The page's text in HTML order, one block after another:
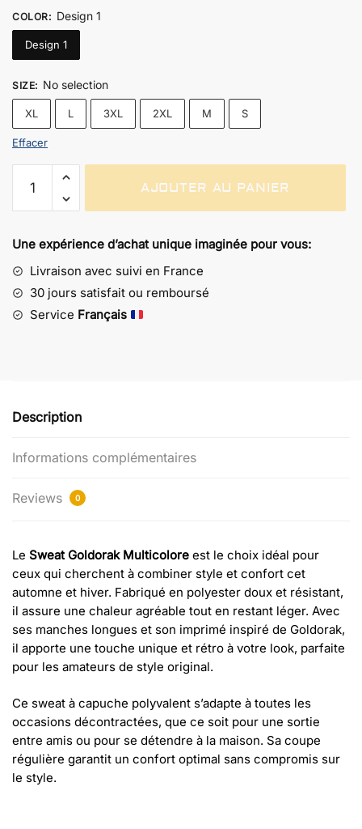
COLOR: Design 1
Design 1
SIZE: No selection
XL L 3XL 2XL M S
Effacer
Sweat
Multicolore
AJOUTER AU PANIER
Une expérience d’achat unique imaginée pour vous:
Livraison avec suivi en France
30 jours satisfait ou remboursé
Service Français
Description
Informations complémentaires
Reviews 0
Le Sweat Goldorak Multicolore est le choix idéal pour
ceux qui cherchent à combiner style et confort cet
automne et hiver. Fabriqué en polyester doux et résistant,
il assure une chaleur agréable tout en restant léger. Avec
ses manches longues et son imprimé inspiré de Goldorak,
il apporte une touche unique et rétro à votre look, parfaite
pour les amateurs de style original.
Ce sweat à capuche polyvalent s’adapte à toutes les
occasions décontractées, que ce soit pour une sortie
entre amis ou pour se détendre à la maison. Sa coupe
régulière garantit un confort optimal sans compromis sur
le style.